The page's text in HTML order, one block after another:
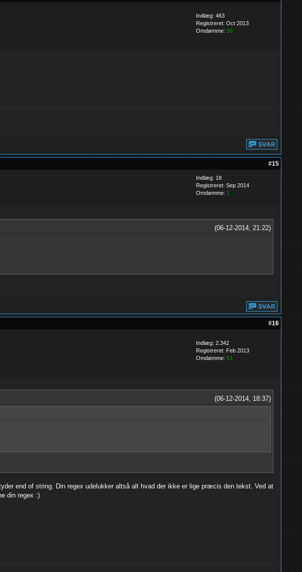
Indlæg: 463
Registreret: Oct 2013
Omdømme: 16
#15
Indlæg: 18
Registreret: Sep 2014
Omdømme: 1
(06-12-2014, 21:22)
#16
Indlæg: 2.342
Registreret: Feb 2013
Omdømme: 51
(06-12-2014, 18:37)
end of string. Din regex udelukker altså alt hvad der ikke er lige præcis den tekst. Ved at
din regex :)